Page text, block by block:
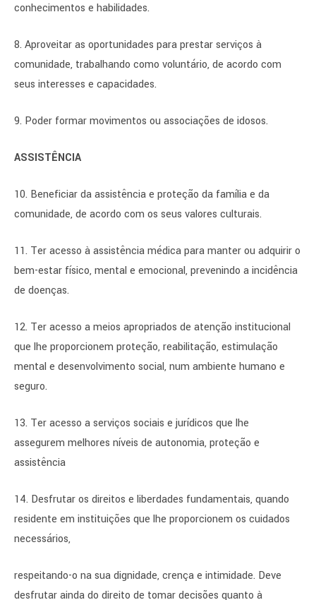
conhecimentos e habilidades.
8. Aproveitar as oportunidades para prestar serviços à
comunidade, trabalhando como voluntário, de acordo com
seus interesses e capacidades.
9. Poder formar movimentos ou associações de idosos.
ASSISTÊNCIA
10. Beneficiar da assistência e proteção da família e da
comunidade, de acordo com os seus valores culturais.
11. Ter acesso à assistência médica para manter ou adquirir o
bem-estar físico, mental e emocional, prevenindo a incidência
de doenças.
12. Ter acesso a meios apropriados de atenção institucional
que lhe proporcionem proteção, reabilitação, estimulação
mental e desenvolvimento social, num ambiente humano e
seguro.
13. Ter acesso a serviços sociais e jurídicos que lhe
assegurem melhores níveis de autonomia, proteção e
assistência
14. Desfrutar os direitos e liberdades fundamentais, quando
residente em instituições que lhe proporcionem os cuidados
necessários,
respeitando-o na sua dignidade, crença e intimidade. Deve
desfrutar ainda do direito de tomar decisões quanto à